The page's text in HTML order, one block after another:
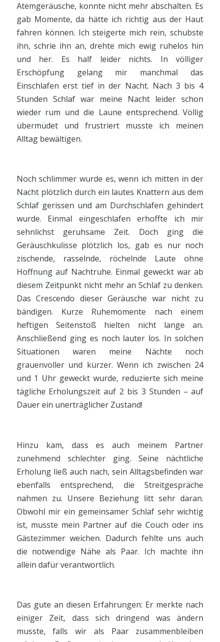
Atemgeräusche, konnte nicht mehr abschalten. Es
gab Momente, da hätte ich richtig aus der Haut
fahren können. Ich steigerte mich rein, schubste
ihn, schrie ihn an, drehte mich ewig ruhelos hin
und her. Es half leider nichts. In völliger
Erschöpfung gelang mir manchmal das
Einschlafen erst tief in der Nacht. Nach 3 bis 4
Stunden Schlaf war meine Nacht leider schon
wieder rum und die Laune entsprechend. Völlig
übermüdet und frustriert musste ich meinen
Alltag bewältigen.
Noch schlimmer wurde es, wenn ich mitten in der
Nacht plötzlich durch ein lautes Knattern aus dem
Schlaf gerissen und am Durchschlafen gehindert
wurde. Einmal eingeschlafen erhoffte ich mir
sehnlichst geruhsame Zeit. Doch ging die
Geräuschkulisse plötzlich los, gab es nur noch
zischende, rasselnde, röchelnde Laute ohne
Hoffnung auf Nachtruhe. Einmal geweckt war ab
diesem Zeitpunkt nicht mehr an Schlaf zu denken.
Das Crescendo dieser Geräusche war nicht zu
bändigen. Kurze Ruhemomente nach einem
heftigen Seitenstoß hielten nicht lange an.
Anschließend ging es noch lauter los. In solchen
Situationen waren meine Nächte noch
grauenvoller und kürzer. Wenn ich zwischen 24
und 1 Uhr geweckt wurde, reduzierte sich meine
tägliche Erholungszeit auf 2 bis 3 Stunden – auf
Dauer ein unerträglicher Zustand!
Hinzu kam, dass es auch meinem Partner
zunehmend schlechter ging. Seine nächtliche
Erholung ließ auch nach, sein Alltagsbefinden war
ebenfalls entsprechend, die Streitgespräche
nahmen zu. Unsere Beziehung litt sehr daran.
Obwohl mir ein gemeinsamer Schlaf sehr wichtig
ist, musste mein Partner auf die Couch oder ins
Gästezimmer weichen. Dadurch fehlte uns auch
die notwendige Nähe als Paar. Ich machte ihn
allein dafür verantwortlich.
Das gute an diesen Erfahrungen: Er merkte nach
einiger Zeit, dass sich dringend was ändern
musste, falls wir als Paar zusammenbleiben